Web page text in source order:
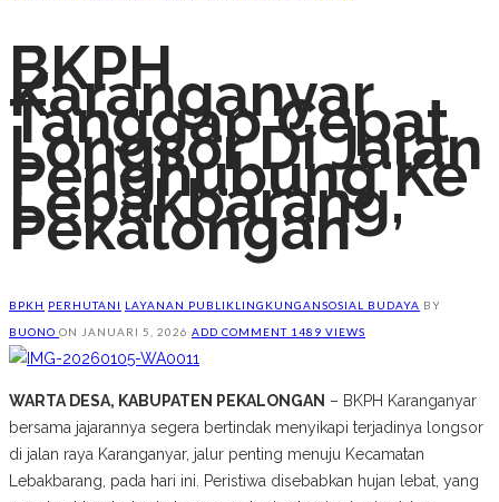
BKPH
Karanganyar
Tanggap Cepat
Longsor Di Jalan
Penghubung Ke
Lebakbarang,
Pekalongan
BPKH PERHUTANI LAYANAN PUBLIKLINGKUNGANSOSIAL BUDAYA BY
BUONO ON JANUARI 5, 2026 ADD COMMENT 1489 VIEWS
WARTA DESA, KABUPATEN PEKALONGAN – BKPH Karanganyar
bersama jajarannya segera bertindak menyikapi terjadinya longsor
di jalan raya Karanganyar, jalur penting menuju Kecamatan
Lebakbarang, pada hari ini. Peristiwa disebabkan hujan lebat, yang